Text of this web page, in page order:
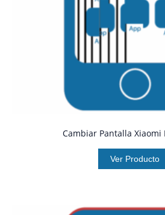
Cambiar Pantalla Xiaomi
Ver Producto